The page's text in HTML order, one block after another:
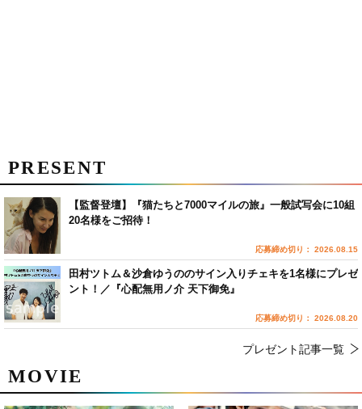
MOVIE
PRESENT
【監督登壇】『猫たちと7000マイルの旅』一般試写会に10組
20名様をご招待！
応募締め切り： 2026.08.15
田村ツトム＆沙倉ゆうののサイン入りチェキを1名様にプレゼ
ント！／『心配無用ノ介 天下御免』
応募締め切り： 2026.08.20
プレゼント記事一覧